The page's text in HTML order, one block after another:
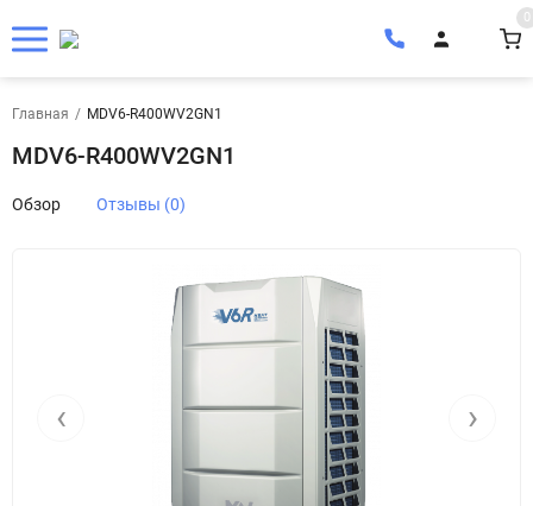
0
Главная / MDV6-R400WV2GN1
MDV6-R400WV2GN1
Обзор Отзывы (0)
‹ ›